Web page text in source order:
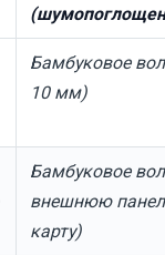
Бамбуковое
10 мм)
Бамбуковое
внешнюю
карту)